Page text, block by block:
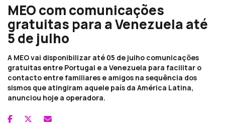
MEO com comunicações
gratuitas para a Venezuela até
5 de julho
A MEO vai disponibilizar até 05 de julho comunicações
gratuitas entre Portugal e a Venezuela para facilitar o
contacto entre familiares e amigos na sequência dos
sismos que atingiram aquele país da América Latina,
anunciou hoje a operadora.